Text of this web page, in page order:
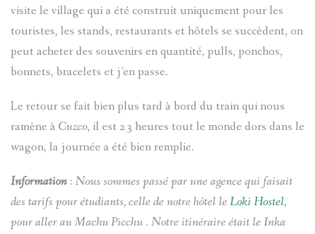
visite le village qui a été construit uniquement pour les
touristes, les stands, restaurants et hôtels se succèdent, on
peut acheter des souvenirs en quantité, pulls, ponchos,
bonnets, bracelets et j’en passe.
Le retour se fait bien plus tard à bord du train qui nous
ramène à Cuzco, il est 23 heures tout le monde dors dans le
wagon, la journée a été bien remplie.
Information: Nous sommes passé par une agence qui faisait
des tarifs pour étudiants, celle de notre hôtel leLoki Hostel,
pour aller au Machu Picchu . Notre itinéraire était le Inka